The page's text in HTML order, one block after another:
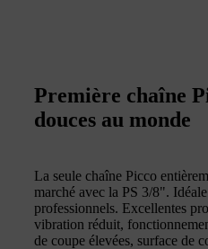
Première chaîne
douces au monde
La seule chaîne Picco
marché avec la PS 3/8".
professionnels. Excellentes
vibration réduit,
de coupe élevées, surface de